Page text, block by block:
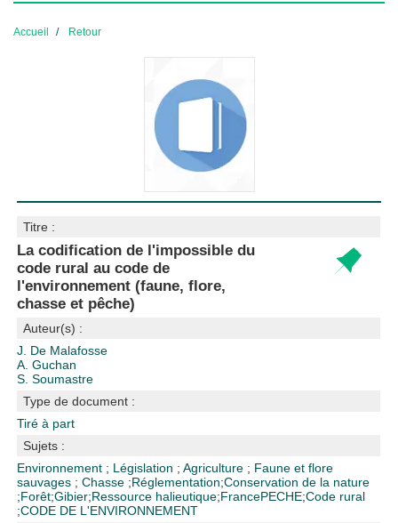
Accueil Retour
Titre :
La codification de l'impossible du
code rural au code de
l'environnement (faune, flore,
chasse et pêche)
Auteur(s) :
J. De Malafosse
A. Guchan
S. Soumastre
Type de document :
Tiré à part
Sujets :
Environnement ; Législation ;Agriculture ; Faune et flore
sauvages ;Chasse ;Réglementation;Conservation de la nature
;Forêt;Gibier;Ressource halieutique;FrancePECHE;Code rural
;CODE DE L'ENVIRONNEMENT